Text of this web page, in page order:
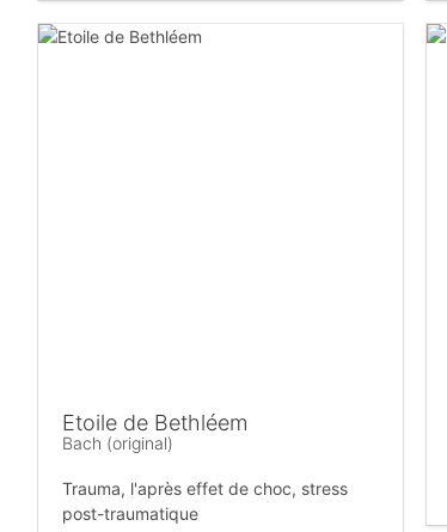
Etoile de Bethléem
Bach (original)
Trauma, l'après effet de choc, stress
post-traumatique